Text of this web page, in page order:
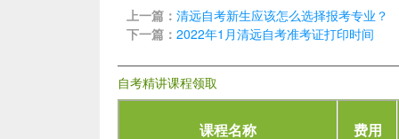
上一篇： 清远自考新生应该怎么选择报考专业？
下一篇： 2022年1月清远自考准考证打印时间
自考精讲课程领取
课程名称 费用